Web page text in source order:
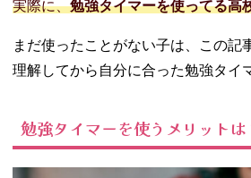
性重視向け
の代わりにアプ
リを使うのはア
強タイマーを使
って勉強効率の
向上を目指そ
実際に、勉強タイマーを使ってる高
まだ使ったことがない子は、この記
理解してから自分に合った勉強タイ
勉強タイマーを使うメリットは